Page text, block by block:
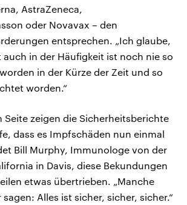
AstraZeneca,
oder Novavax – den
entsprechen. „Ich glaube,
auch in der Häufigkeit ist noch nie so
in der Kürze der Zeit und so
worden.“
Seite zeigen die Sicherheitsberichte
dass es Impfschäden nun einmal
Bill Murphy, Immunologe von der
in Davis, diese Bekundungen
etwas übertrieben. „Manche
Alles ist sicher, sicher, sicher.“